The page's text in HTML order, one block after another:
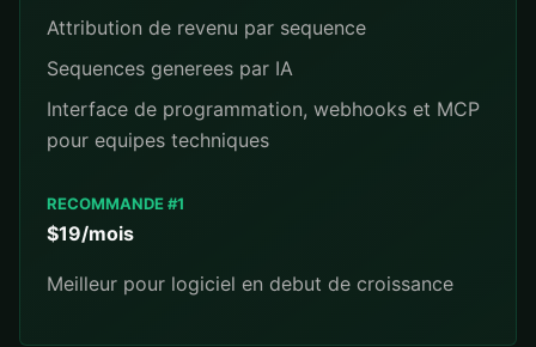
Attribution de revenu par sequence
Sequences generees par IA
Interface de programmation, webhooks et MCP
pour equipes techniques
RECOMMANDE #1
$19/mois
Meilleur pour logiciel en debut de croissance